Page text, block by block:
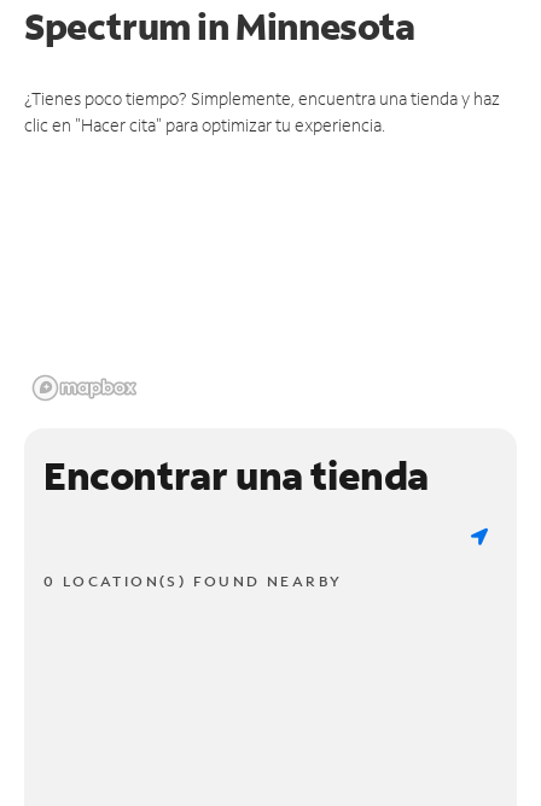
Spectrumin Minnesota
¿Tienes poco tiempo? Simplemente, encuentra una tienda y haz
clic en "Hacer cita" para optimizar tu experiencia.
Encontrar una tienda
0 LOCATION(S) FOUND NEARBY